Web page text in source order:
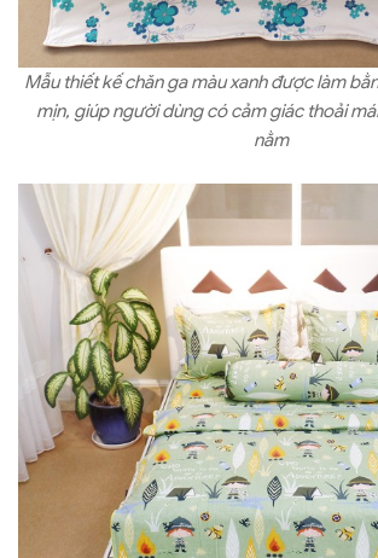
Mẫu thiết kế chăn ga màu xanh được làm
mịn, giúp người dùng có cảm giác thoải
nằm